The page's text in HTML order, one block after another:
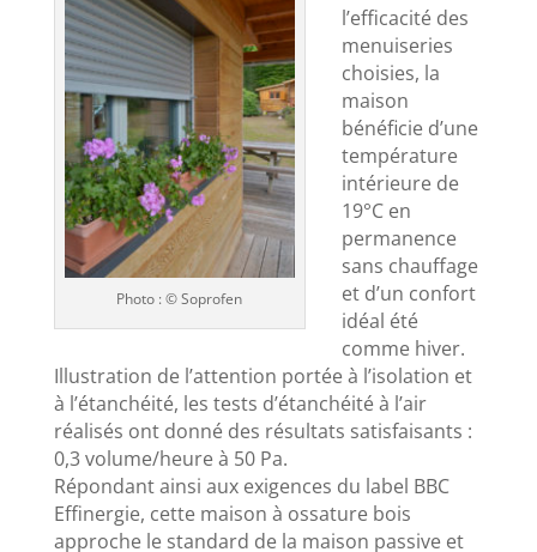
Photo : © Soprofen
l’efficacité des
menuiseries
choisies, la
maison
bénéficie d’une
température
intérieure de
19°C en
permanence
sans chauffage
et d’un confort
idéal été
comme hiver.
Illustration de l’attention portée à l’isolation et
à l’étanchéité, les tests d’étanchéité à l’air
réalisés ont donné des résultats satisfaisants :
0,3 volume/heure à 50 Pa.
Répondant ainsi aux exigences du label BBC
Effinergie, cette maison à ossature bois
approche le standard de la maison passive et